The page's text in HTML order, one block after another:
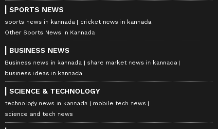
SPORTS NEWS
sports news in kannada
cricket news in kannada
Other Sports News in Kannada
BUSINESS NEWS
Business news in kannada
share market news in kannada
business ideas in kannada
SCIENCE & TECHNOLOGY
technology news in kannada
mobile tech news
science and tech news